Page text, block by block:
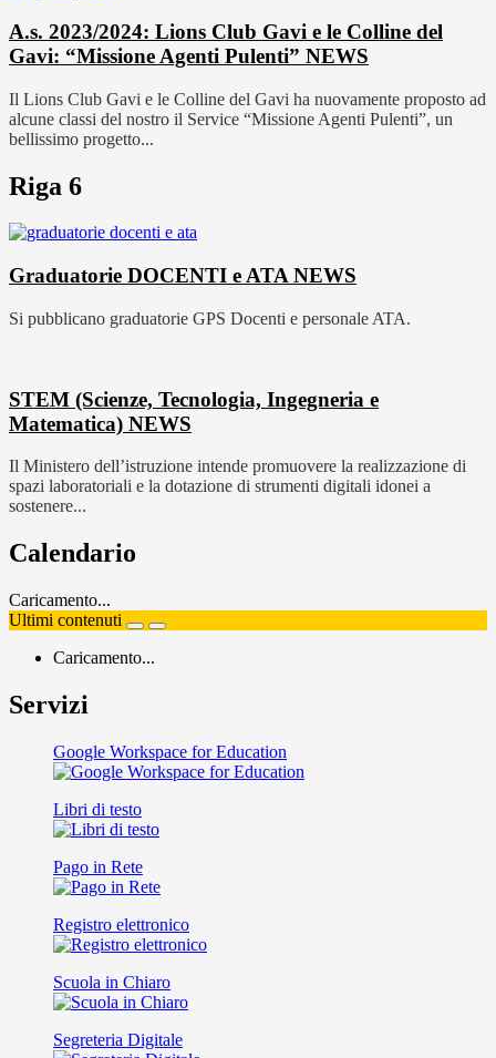
A.s. 2023/2024: Lions Club Gavi e le Colline del
Gavi: “Missione Agenti Pulenti” NEWS
Il Lions Club Gavi e le Colline del Gavi ha nuovamente proposto ad
alcune classi del nostro il Service “Missione Agenti Pulenti”, un
bellissimo progetto...
Riga 6
Graduatorie DOCENTI e ATA NEWS
Si pubblicano graduatorie GPS Docenti e personale ATA.
STEM (Scienze, Tecnologia, Ingegneria e
Matematica) NEWS
Il Ministero dell’istruzione intende promuovere la realizzazione di
spazi laboratoriali e la dotazione di strumenti digitali idonei a
sostenere...
Calendario
Caricamento...
Ultimi contenuti
Caricamento...
Servizi
Google Workspace for Education
Libri di testo
Pago in Rete
Registro elettronico
Scuola in Chiaro
Segreteria Digitale